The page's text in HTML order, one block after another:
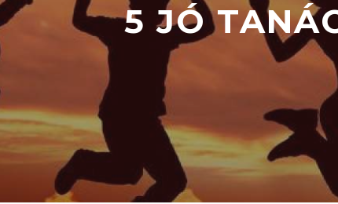
5 JÓ